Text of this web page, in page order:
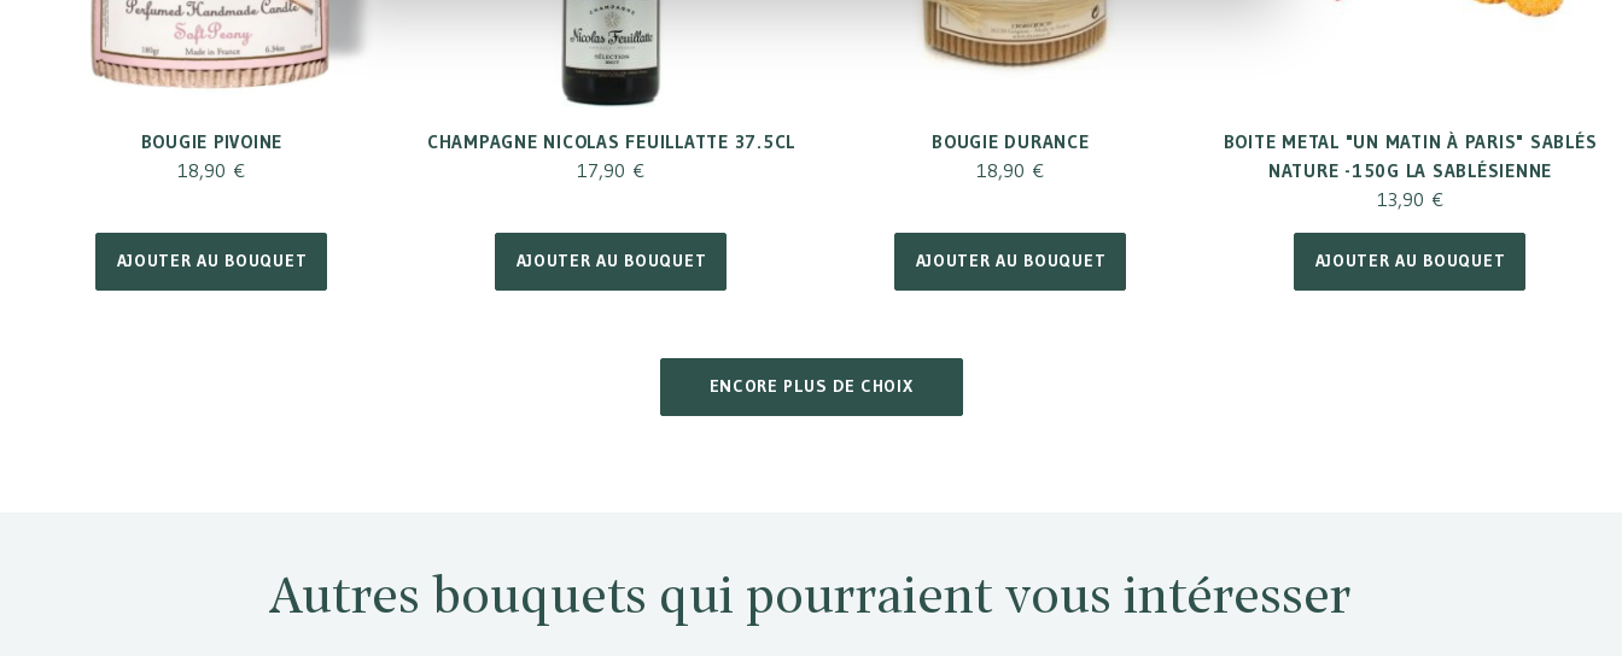
BOUGIE PIVOINE
18,90 €
AJOUTER AU BOUQUET
CHAMPAGNE NICOLAS FEUILLATTE 37.5CL
17,90 €
AJOUTER AU BOUQUET
BOUGIE DURANCE
18,90 €
AJOUTER AU BOUQUET
BOITE METAL "UN MATIN À PARIS" SABLÉS
NATURE -150G LA SABLÉSIENNE
13,90 €
AJOUTER AU BOUQUET
ENCORE PLUS DE CHOIX
Autres bouquets qui pourraient vous intéresser